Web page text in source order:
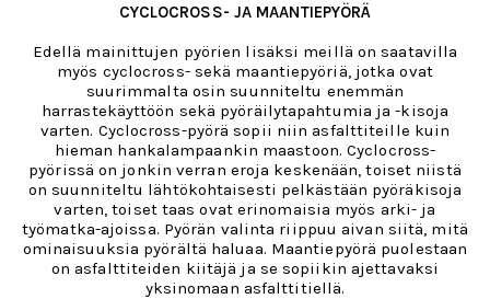
CYCLOCROSS- JA MAANTIEPYÖRÄ
Edellä mainittujen pyörien lisäksi meillä on saatavilla
myös cyclocross- sekä maantiepyöriä, jotka ovat
suurimmalta osin suunniteltu enemmän
harrastekäyttöön sekä pyöräilytapahtumia ja -kisoja
varten. Cyclocross-pyörä sopii niin asfalttiteille kuin
hieman hankalampaankin maastoon. Cyclocross-
pyörissä on jonkin verran eroja keskenään, toiset niistä
on suunniteltu lähtökohtaisesti pelkästään pyöräkisoja
varten, toiset taas ovat erinomaisia myös arki- ja
työmatka-ajoissa. Pyörän valinta riippuu aivan siitä, mitä
ominaisuuksia pyörältä haluaa. Maantiepyörä puolestaan
on asfalttiteiden kiitäjä ja se sopiikin ajettavaksi
yksinomaan asfalttitiellä.